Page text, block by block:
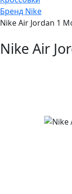
Бренд Nike
Nike Air Jordan 1
Nike Air